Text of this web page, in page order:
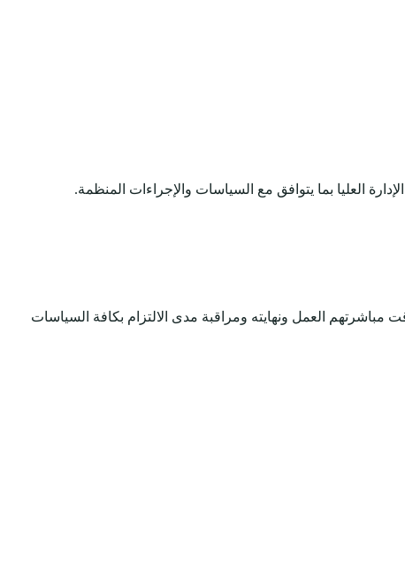
العليا بما يتوافق مع السياسات والإجراءات المنظمة.
مباشرتهم العمل ونهايته ومراقبة مدى الالتزام بكافة السياسات